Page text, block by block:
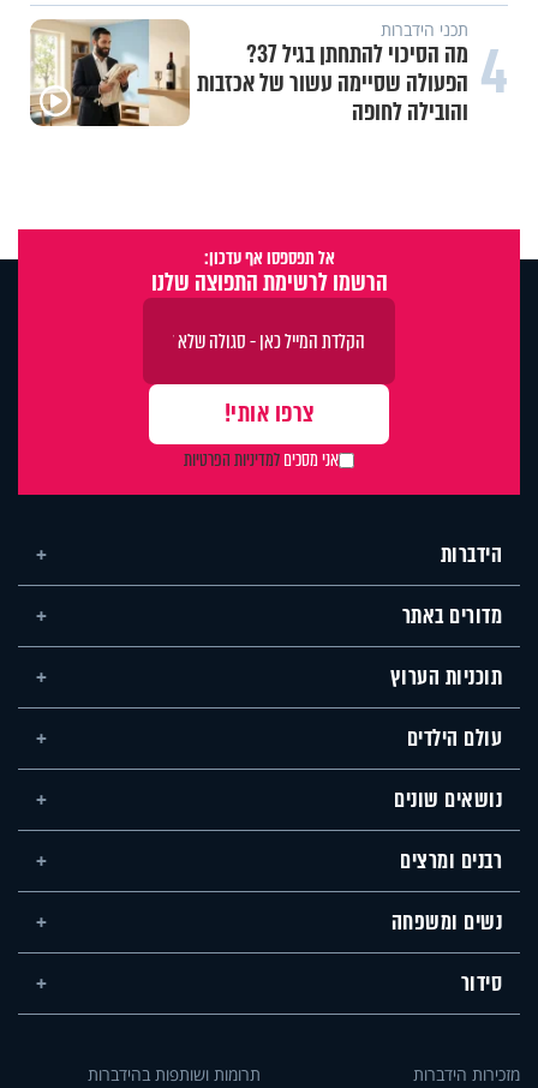
4 תכני הידברות
מה הסיכוי להתחתן בגיל 37?
הפעולה שסיימה עשור של אכזבות
והובילה לחופה
אל תפספסו אף עדכון:
הרשמו לרשימת התפוצה שלנו
אני מסכיםלמדיניות הפרטיות
הידברות
מדורים באתר
תוכניות הערוץ
עולם הילדים
נושאים שונים
רבנים ומרצים
נשים ומשפחה
סידור
מזכירות הידברות תרומות ושותפות בהידברות